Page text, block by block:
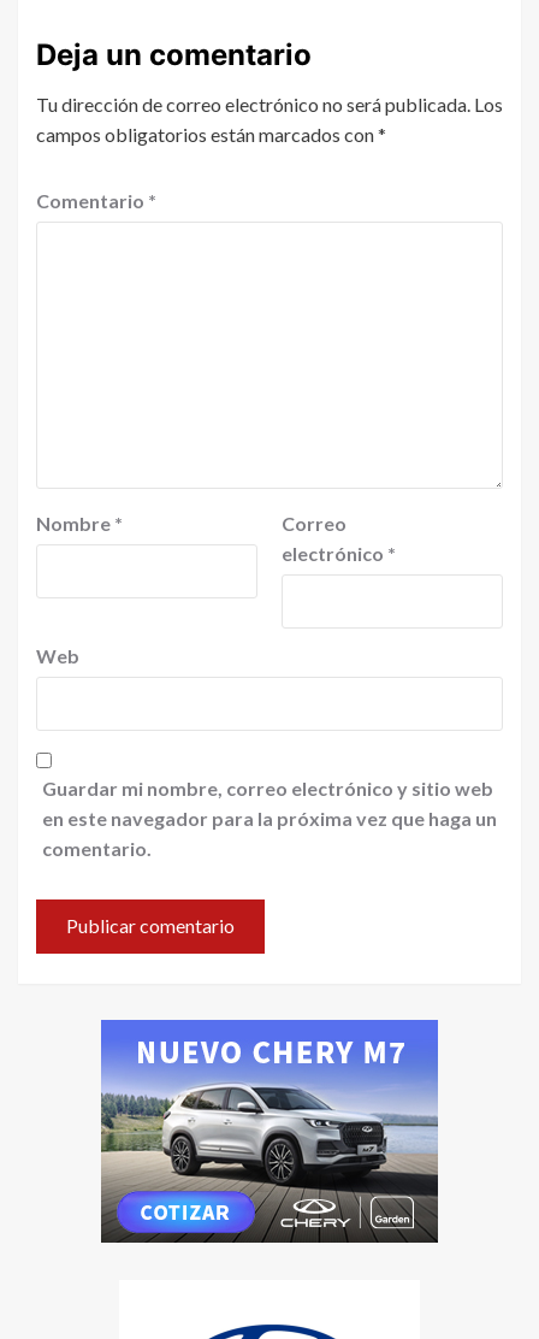
Deja un comentario
Tu dirección de correo electrónico no será publicada. Los
campos obligatorios están marcados con*
Comentario *
Nombre *
Correo
electrónico *
Web
Guardar mi nombre, correo electrónico y sitio web
en este navegador para la próxima vez que haga un
comentario.